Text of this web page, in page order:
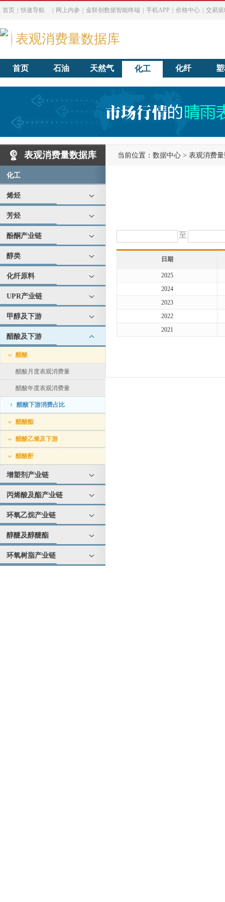
首页 快速导航 网上内参 金联创数据智能终端 手机APP 价格中心 交易
表观消费量数据库
首页 石油 天然气 化工 化纤
表观消费量数据库
化工
烯烃
芳烃
酚酮产业链
醇类
化纤原料
UPR产业链
甲醇及下游
醋酸及下游
醋酸
醋酸月度表观消费量
醋酸年度表观消费量
醋酸下游消费占比
醋酸酯
醋酸乙烯及下游
醋酸酐
增塑剂产业链
丙烯酸及酯产业链
环氧乙烷产业链
醇醚及醇醚酯
环氧树脂产业链
当前位置： 数据中心 > 表观消费
至
日期
2025
2024
2023
2022
2021